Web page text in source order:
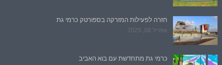
חזרה לפעילות המזרקה בספורטק כרמי גת
אפריל 08, 2025
כרמי גת מתחדשת עם בוא האביב